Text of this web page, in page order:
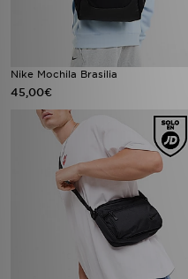
Nike Mochila Brasilia
45,00€